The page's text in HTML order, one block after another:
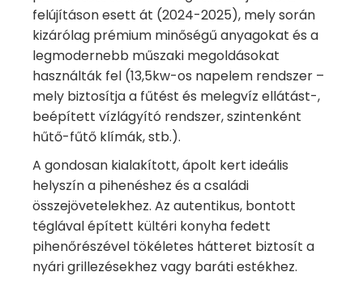
felújításon esett át (2024-2025), mely során
kizárólag prémium minőségű anyagokat és a
legmodernebb műszaki megoldásokat
használták fel (13,5kw-os napelem rendszer –
mely biztosítja a fűtést és melegvíz ellátást-,
beépített vízlágyító rendszer, szintenként
hűtő-fűtő klímák, stb.).
A gondosan kialakított, ápolt kert ideális
helyszín a pihenéshez és a családi
összejövetelekhez. Az autentikus, bontott
téglával épített kültéri konyha fedett
pihenőrészével tökéletes hátteret biztosít a
nyári grillezésekhez vagy baráti estékhez.